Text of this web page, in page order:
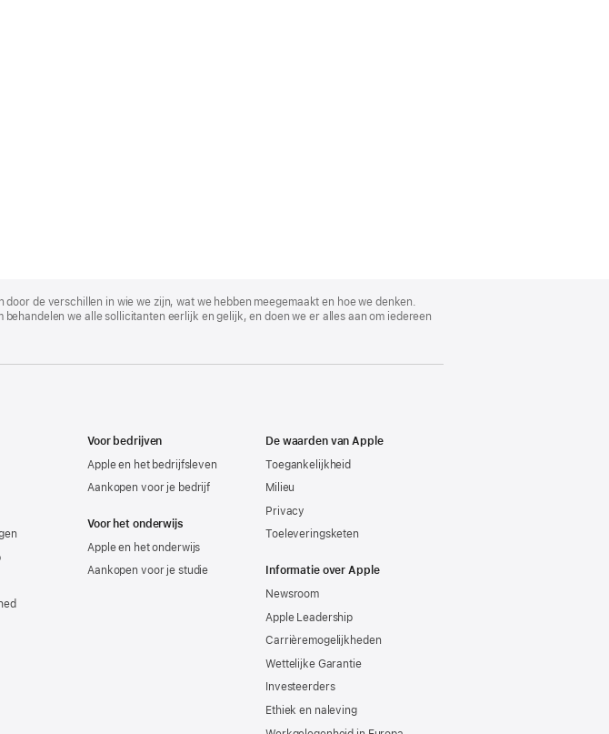
de verschillen in wie we zijn, wat we hebben meegemaakt en hoe we denken.
we alle sollicitanten eerlijk en gelijk, en doen we er alles aan om iedereen
Voor bedrijven
Apple en het bedrijfsleven
Aankopen voor je bedrijf
Voor het onderwijs
Apple en het onderwijs
Aankopen voor je studie
De waarden van Apple
Toegankelijkheid
Milieu
Privacy
Toeleveringsketen
Informatie over Apple
Newsroom
Apple Leadership
Carrièremogelijkheden
Wettelijke Garantie
Investeerders
Ethiek en naleving